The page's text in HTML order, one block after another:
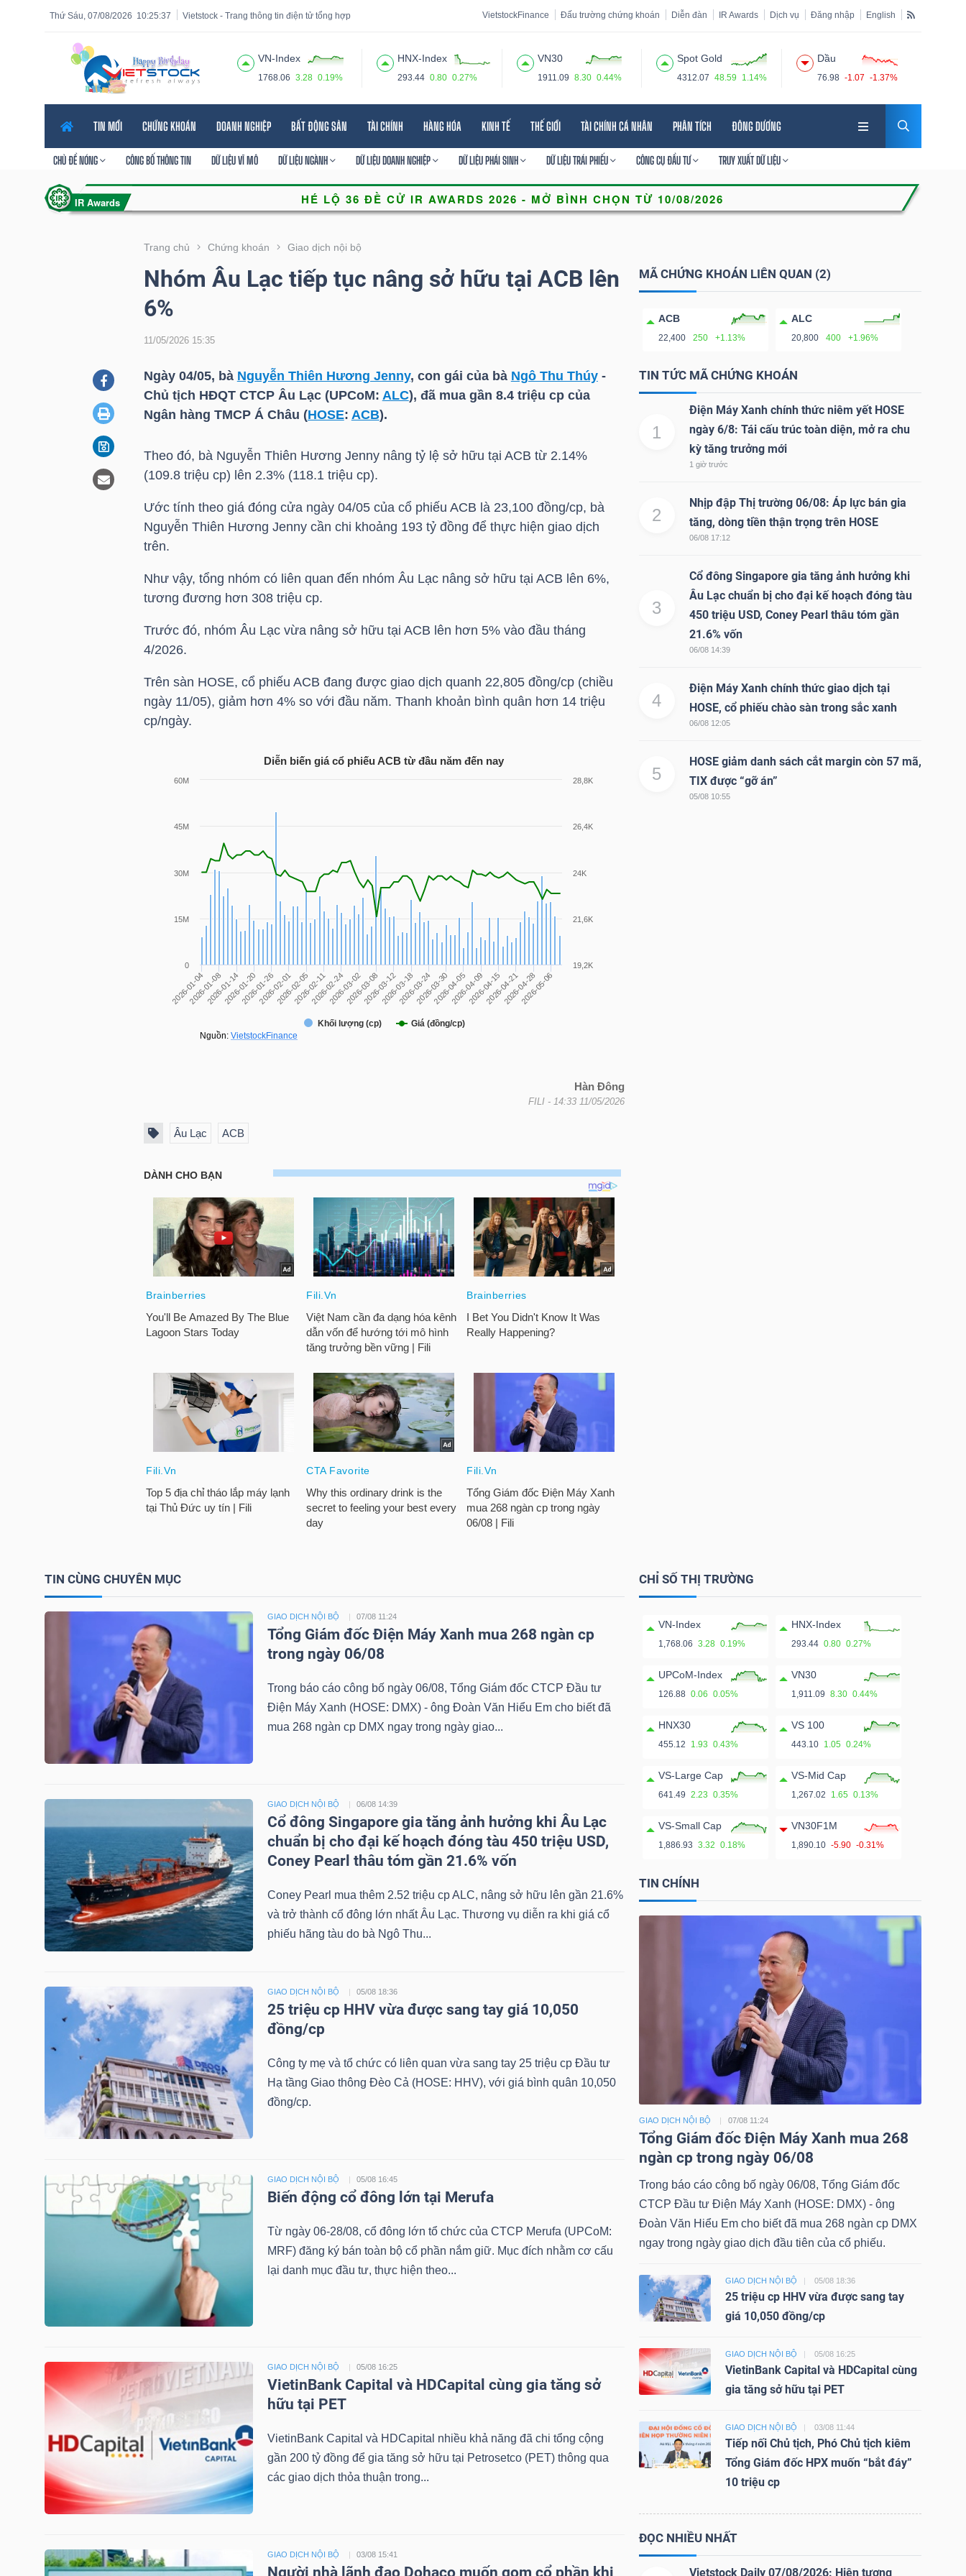
10:25:39
Thứ Sáu, 07/08/2026 Vietstock - Trang thông tin điện tử tổng hợp VietstockFinance Đấu trường chứng khoán Diễn đàn IR Awards Dịch vụ Đăng nhập English
VN-Index
1768.06 3.28 0.19%
HNX-Index
293.44 0.80 0.27%
VN30
1911.09 8.30 0.44%
Spot Gold
4312.07 48.59 1.14%
Dầu
76.98 -1.07 -1.37%
TIN MỚI CHỨNG KHOÁN DOANH NGHIỆP BẤT ĐỘNG SẢN TÀI CHÍNH HÀNG HÓA KINH TẾ THẾ GIỚI TÀI CHÍNH CÁ NHÂN PHÂN TÍCH ĐÔNG DƯƠNG
CHỦ ĐỀ NÓNG CÔNG BỐ THÔNG TIN DỮ LIỆU VĨ MÔ DỮ LIỆU NGÀNH DỮ LIỆU DOANH NGHIỆP DỮ LIỆU PHÁI SINH DỮ LIỆU TRÁI PHIẾU CÔNG CỤ ĐẦU TƯ TRUY XUẤT DỮ LIỆU
Trang chủ Chứng khoán Giao dịch nội bộ
Nhóm Âu Lạc tiếp tục nâng sở hữu tại ACB lên
6%
11/05/2026 15:35
Ngày 04/05, bà Nguyễn Thiên Hương Jenny, con gái của bà Ngô Thu Thúy-
Chủ tịch HĐQT CTCP Âu Lạc (UPCoM: ALC), đã mua gần 8.4 triệu cp của
Ngân hàng TMCP Á Châu (HOSE: ACB).
Theo đó, bà Nguyễn Thiên Hương Jennynâng tỷ lệ sở hữu tại ACB từ 2.14%
(109.8 triệu cp) lên 2.3% (118.1 triệu cp).
Ước tính theo giá đóng cửa ngày 04/05 của cổ phiếu ACB là 23,100 đồng/cp, bà
Nguyễn Thiên Hương Jennycần chi khoảng 193 tỷ đồng để thực hiện giao dịch
trên.
Như vậy, tổng nhóm có liên quan đến nhóm Âu Lạc nâng sở hữu tại ACB lên 6%,
tương đương hơn 308 triệu cp.
Trước đó, nhóm Âu Lạc vừa nâng sở hữu tại ACB lên hơn 5% vào đầu tháng
4/2026.
Trên sàn HOSE, cổ phiếu ACB đang được giao dịch quanh 22,805 đồng/cp (chiều
ngày 11/05), giảm hơn 4% so với đầu năm. Thanh khoản bình quân hơn 14 triệu
cp/ngày.
Diễn biến giá cổ phiếuACB từ đầu năm đến nay
Hàn Đông
FILI - 14:33 11/05/2026
Âu Lạc ACB
MÃ CHỨNG KHOÁN LIÊN QUAN (2)
ACB
22,400 250 +1.13%
ALC
20,800 400 +1.96%
TIN TỨC MÃ CHỨNG KHOÁN
1
Điện Máy Xanh chính thức niêm yết HOSE
ngày 6/8: Tái cấu trúc toàn diện, mở ra chu
kỳ tăng trưởng mới
1 giờ trước
2
Nhịp đập Thị trường 06/08: Áp lực bán gia
tăng, dòng tiền thận trọng trên HOSE
06/08 17:12
3
Cổ đông Singapore gia tăng ảnh hưởng khi
Âu Lạc chuẩn bị cho đại kế hoạch đóng tàu
450 triệu USD, Coney Pearl thâu tóm gần
21.6% vốn
06/08 14:39
4
Điện Máy Xanh chính thức giao dịch tại
HOSE, cổ phiếu chào sàn trong sắc xanh
06/08 12:05
5
HOSE giảm danh sách cắt margin còn 57 mã,
TIX được “gỡ án”
05/08 10:55
TIN CÙNG CHUYÊN MỤC
GIAO DỊCH NỘI BỘ 07/08 11:24
Tổng Giám đốc Điện Máy Xanh mua 268 ngàn cp
trong ngày 06/08
Trong báo cáo công bố ngày 06/08, Tổng Giám đốc CTCP Đầu tư
Điện Máy Xanh (HOSE: DMX) - ông Đoàn Văn Hiểu Em cho biết đã
mua 268 ngàn cp DMX ngay trong ngày giao...
GIAO DỊCH NỘI BỘ 06/08 14:39
Cổ đông Singapore gia tăng ảnh hưởng khi Âu Lạc
chuẩn bị cho đại kế hoạch đóng tàu 450 triệu USD,
Coney Pearl thâu tóm gần 21.6% vốn
Coney Pearl mua thêm 2.52 triệu cp ALC, nâng sở hữu lên gần 21.6%
và trở thành cổ đông lớn nhất Âu Lạc. Thương vụ diễn ra khi giá cổ
phiếu hãng tàu do bà Ngô Thu...
GIAO DỊCH NỘI BỘ 05/08 18:36
25 triệu cp HHV vừa được sang tay giá 10,050
đồng/cp
Công ty mẹ và tổ chức có liên quan vừa sang tay 25 triệu cp Đầu tư
Hạ tầng Giao thông Đèo Cả (HOSE: HHV), với giá bình quân 10,050
đồng/cp.
GIAO DỊCH NỘI BỘ 05/08 16:45
Biến động cổ đông lớn tại Merufa
Từ ngày 06-28/08, cổ đông lớn tổ chức của CTCP Merufa (UPCoM:
MRF) đăng ký bán toàn bộ cổ phần nắm giữ. Mục đích nhằm cơ cấu
lại danh mục đầu tư, thực hiện theo...
GIAO DỊCH NỘI BỘ 05/08 16:25
VietinBank Capital và HDCapital cùng gia tăng sở
hữu tại PET
VietinBank Capital và HDCapital nhiều khả năng đã chi tổng cộng
gần 200 tỷ đồng để gia tăng sở hữu tại Petrosetco (PET) thông qua
các giao dịch thỏa thuận trong...
GIAO DỊCH NỘI BỘ 03/08 15:41
CHỈ SỐ THỊ TRƯỜNG
VN-Index
1,768.06 3.28 0.19%
HNX-Index
293.44 0.80 0.27%
UPCoM-Index
126.88 0.06 0.05%
VN30
1,911.09 8.30 0.44%
HNX30
455.12 1.93 0.43%
VS 100
443.10 1.05 0.24%
VS-Large Cap
641.49 2.23 0.35%
VS-Mid Cap
1,267.02 1.65 0.13%
VS-Small Cap
1,886.93 3.32 0.18%
VN30F1M
1,890.10 -5.90 -0.31%
TIN CHÍNH
GIAO DỊCH NỘI BỘ 07/08 11:24
Tổng Giám đốc Điện Máy Xanh mua 268
ngàn cp trong ngày 06/08
Trong báo cáo công bố ngày 06/08, Tổng Giám đốc
CTCP Đầu tư Điện Máy Xanh (HOSE: DMX) - ông
Đoàn Văn Hiểu Em cho biết đã mua 268 ngàn cp DMX
ngay trong ngày giao dịch đầu tiên của cổ phiếu.
GIAO DỊCH NỘI BỘ 05/08 18:36
25 triệu cp HHV vừa được sang tay
giá 10,050 đồng/cp
GIAO DỊCH NỘI BỘ 05/08 16:25
VietinBank Capital và HDCapital cùng
gia tăng sở hữu tại PET
GIAO DỊCH NỘI BỘ 03/08 11:44
Tiếp nối Chủ tịch, Phó Chủ tịch kiêm
Tổng Giám đốc HPX muốn “bắt đáy”
10 triệu cp
ĐỌC NHIỀU NHẤT
Vietstock Daily 07/08/2026: Hiện tượng
Tính năng
năng
VIETSTOCK
SINH
TRUY
XUẤT
LIỆU
Ngành
SECTOR
LƯỢNG
CÔNG
TIÊU
THIẾT